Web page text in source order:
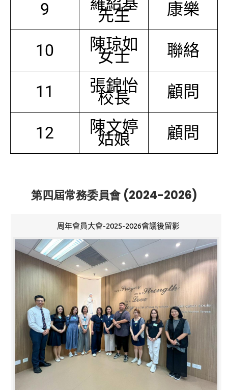
9 先生 康樂
10 陳琼如
女士 聯絡
11 張錦怡
校長 顧問
12 陳文婷
姑娘 顧問
第四屆常務委員會 (2024-2026)
周年會員大會-2025-2026會議後留影